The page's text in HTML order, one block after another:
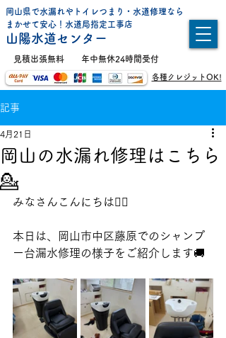
岡山県で水漏れやトイレつまり・水道修理なら
​まかせて安心！水道局指定工事店
山陽水道センター
​見積出張無料 年中無休24時間受付
各種クレジットOK!
記事
岡山の水漏れ修理はこちら
💁
4月21日
みなさんこんにちは👨‍⚕️
本日は、岡山市中区藤原でのシャンプ
ー台漏水修理の様子をご紹介します🚚